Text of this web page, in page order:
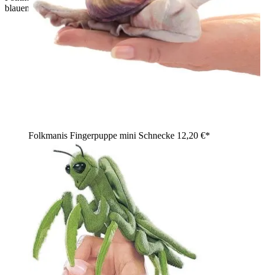
blauem Rad und lila Augenflecken, stehend auf einem Ast
Folkmanis Fingerpuppe mini Schnecke 12,20 €*